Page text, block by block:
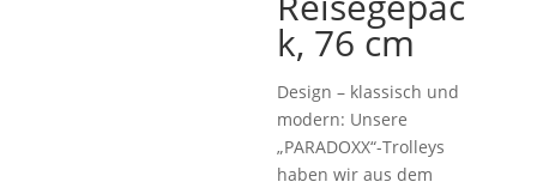
k, 76 cm
Design – klassisch und
modern: Unsere
„PARADOXX“-Trolleys
haben wir aus dem